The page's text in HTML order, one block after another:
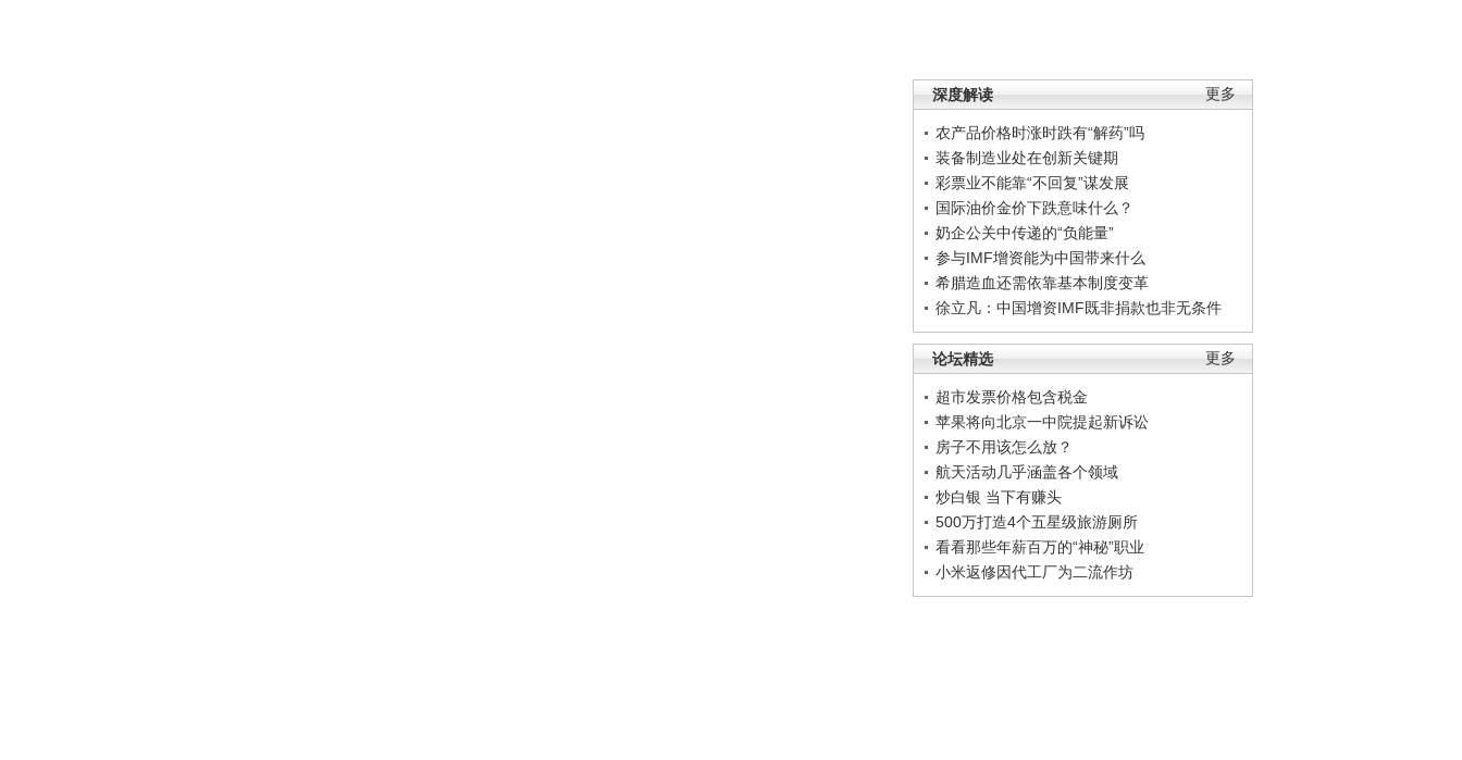
更多
深度解读
农产品价格时涨时跌有“解药”吗
装备制造业处在创新关键期
彩票业不能靠“不回复”谋发展
国际油价金价下跌意味什么？
奶企公关中传递的“负能量”
参与IMF增资能为中国带来什么
希腊造血还需依靠基本制度变革
徐立凡：中国增资IMF既非捐款也非无条件
更多
论坛精选
超市发票价格包含税金
苹果将向北京一中院提起新诉讼
房子不用该怎么放？
航天活动几乎涵盖各个领域
炒白银 当下有赚头
500万打造4个五星级旅游厕所
看看那些年薪百万的“神秘”职业
小米返修因代工厂为二流作坊